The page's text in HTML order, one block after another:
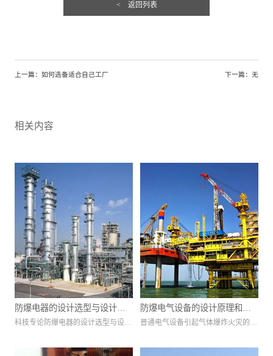
< 返回列表
上一篇： 如何选备适合自己工厂 下一篇：无
相关内容
防爆电器的设计选型与设计制
作要求
科技专论防爆电器的设计选型与设计
北唐山些环境释放的源种类繁多，难
防爆电气设备的设计原理和要
求是什么
普通电气设备引起气体爆炸火灾的原
和电弧；电气设备表面（指与可燃性